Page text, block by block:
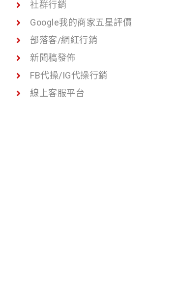
社群行銷
Google我的商家五星評價
部落客/網紅行銷
新聞稿發佈
FB代操/IG代操行銷
線上客服平台